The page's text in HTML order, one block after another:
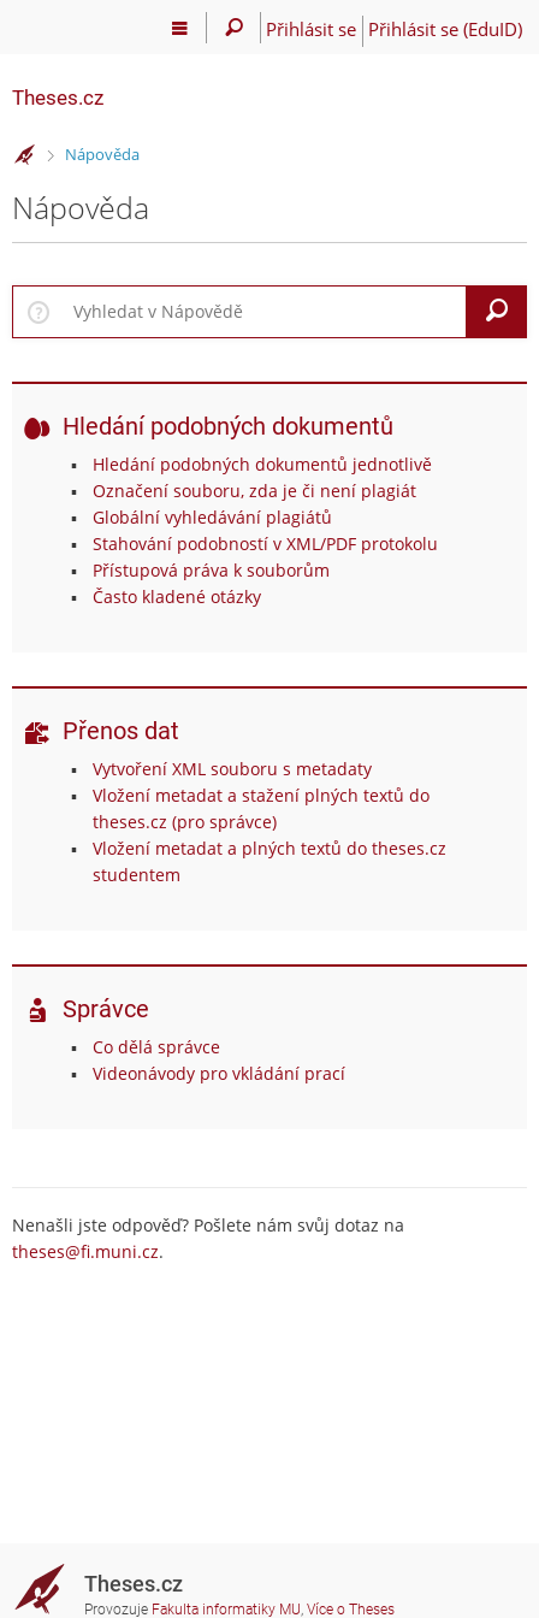
Přihlásit se Přihlásit se (EduID)
Theses.cz
>Nápověda
Nápověda
Hledání podobných dokumentů
Hledání podobných dokumentů jednotlivě
Označení souboru, zda je či není plagiát
Globální vyhledávání plagiátů
Stahování podobností v XML/PDF protokolu
Přístupová práva k souborům
Často kladené otázky
Přenos dat
Vytvoření XML souboru s metadaty
Vložení metadat a stažení plných textů do
theses.cz (pro správce)
Vložení metadat a plných textů do theses.cz
studentem
Správce
Co dělá správce
Videonávody pro vkládání prací
Nenašli jste odpověď? Pošlete nám svůj dotaz na
theses@fi.muni.cz.
Theses.cz
Provozuje Fakulta informatiky MU, Více o Theses